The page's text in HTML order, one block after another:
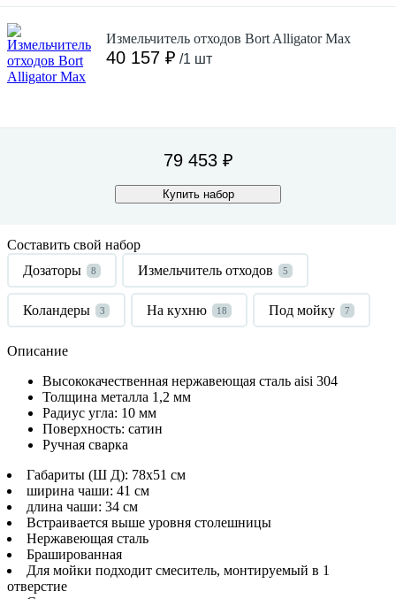
Измельчитель отходов Bort Alligator Max
40 157 ₽ /1 шт
79 453 ₽
Купить набор
Составить свой набор
Дозаторы
8 Измельчитель отходов 5
Коландеры 3 На кухню 18 Под мойку 7
Описание
Высококачественная нержавеющая сталь aisi 304
Толщина металла 1,2 мм
Радиус угла: 10 мм
Поверхность: сатин
Ручная сварка
Габариты (Ш Д): 78x51 см
ширина чаши: 41 см
длина чаши: 34 см
Встраивается выше уровня столешницы
Нержавеющая сталь
Брашированная
Для мойки подходит смеситель, монтируемый в 1
отверстие